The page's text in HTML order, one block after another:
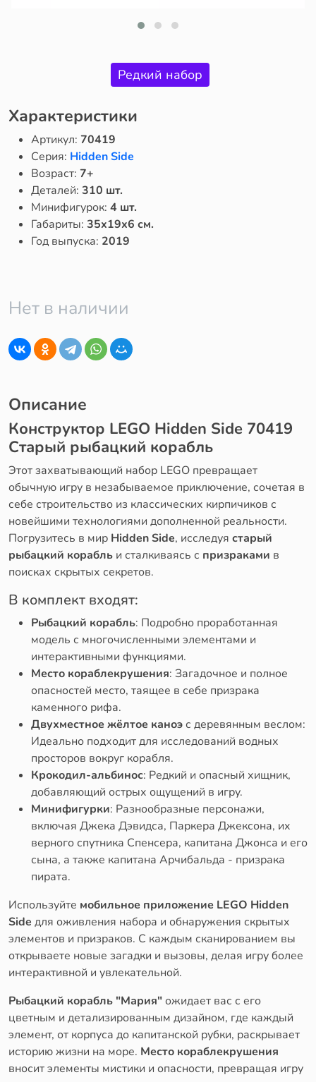
Редкий набор
Характеристики
Артикул: 70419
Серия: Hidden Side
Возраст: 7+
Деталей: 310 шт.
Минифигурок: 4 шт.
Габариты: 35x19x6 см.
Год выпуска: 2019
Нет в наличии
Описание
Конструктор LEGO Hidden Side 70419
Старый рыбацкий корабль
Этот захватывающий набор LEGO превращает
обычную игру в незабываемое приключение, сочетая в
себе строительство из классических кирпичиков с
новейшими технологиями дополненной реальности.
Погрузитесь в мир Hidden Side, исследуя старый
рыбацкий корабль и сталкиваясь с призраками в
поисках скрытых секретов.
В комплект входят:
Рыбацкий корабль: Подробно проработанная
модель с многочисленными элементами и
интерактивными функциями.
Место кораблекрушения: Загадочное и полное
опасностей место, таящее в себе призрака
каменного рифа.
Двухместное жёлтое каноэс деревянным веслом:
Идеально подходит для исследований водных
просторов вокруг корабля.
Крокодил-альбинос: Редкий и опасный хищник,
добавляющий острых ощущений в игру.
Минифигурки: Разнообразные персонажи,
включая Джека Дэвидса, Паркера Джексона, их
верного спутника Спенсера, капитана Джонса и его
сына, а также капитана Арчибальда - призрака
пирата.
Используйте мобильное приложение LEGO Hidden
Side для оживления набора и обнаружения скрытых
элементов и призраков. С каждым сканированием вы
открываете новые загадки и вызовы, делая игру более
интерактивной и увлекательной.
Рыбацкий корабль "Мария"ожидает вас с его
цветным и детализированным дизайном, где каждый
элемент, от корпуса до капитанской рубки, раскрывает
историю жизни на море. Место кораблекрушения
вносит элементы мистики и опасности, превращая игру